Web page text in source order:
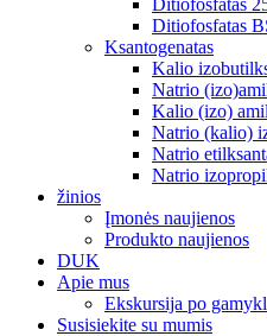
Ditiofosfatas
Ditiofosfatas
Ksantogenatas
Kalio
Natrio
Kalio (izo)
Natrio (kalio)
Natrio
Natrio
žinios
Įmonės naujienos
Produkto naujienos
DUK
Apie mus
Ekskursija po
Susisiekite su mumis